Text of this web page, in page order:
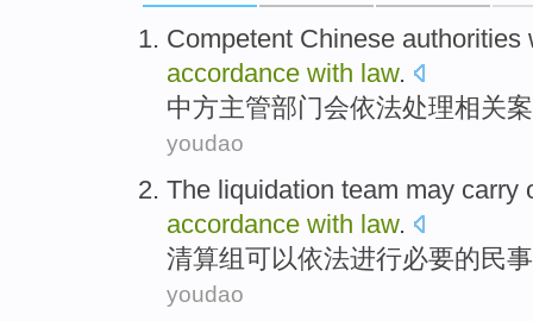
Competent Chinese authorities
accordance with law.
中方主管部门会依法处理相关
youdao
The liquidation team may carry
accordance with law.
清算组可以依法进行必要的 民事
youdao